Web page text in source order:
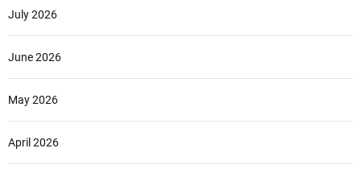
July 2026
June 2026
May 2026
April 2026